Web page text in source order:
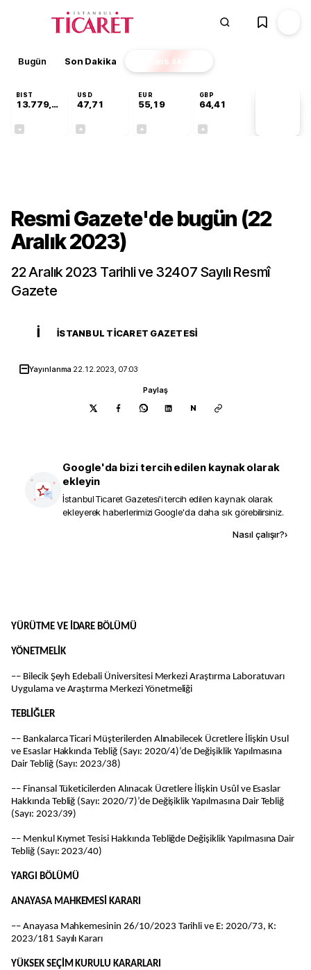
Bugün Son Dakika Finans EKSTRA
BIST
13.779,39
USD
47,71
EUR
55,19
GBP
64,41
Resmi Gazete'de bugün (22
Aralık 2023)
22 Aralık 2023 Tarihli ve 32407 Sayılı Resmî
Gazete
İ İSTANBUL TICARET GAZETESI
Yayınlanma 22.12.2023, 07:03
Paylaş
N
Google'da bizi tercih edilen kaynak olarak
ekleyin
İstanbul Ticaret Gazetesi'i tercih edilen kaynak olarak
ekleyerek haberlerimizi Google'da daha sık görebilirsiniz.
Nasıl çalışır?›
YÜRÜTME VE İDARE BÖLÜMÜ
YÖNETMELİK
–– Bilecik Şeyh Edebali Üniversitesi Merkezi Araştırma Laboratuvarı
Uygulama ve Araştırma Merkezi Yönetmeliği
TEBLİĞLER
–– Bankalarca Ticari Müşterilerden Alınabilecek Ücretlere İlişkin Usul
ve Esaslar Hakkında Tebliğ (Sayı: 2020/4)’de Değişiklik Yapılmasına
Dair Tebliğ (Sayı: 2023/38)
–– Finansal Tüketicilerden Alınacak Ücretlere İlişkin Usûl ve Esaslar
Hakkında Tebliğ (Sayı: 2020/7)’de Değişiklik Yapılmasına Dair Tebliğ
(Sayı: 2023/39)
–– Menkul Kıymet Tesisi Hakkında Tebliğde Değişiklik Yapılmasına Dair
Tebliğ (Sayı: 2023/40)
YARGI BÖLÜMÜ
ANAYASA MAHKEMESİ KARARI
–– Anayasa Mahkemesinin 26/10/2023 Tarihli ve E: 2020/73, K:
2023/181 Sayılı Kararı
YÜKSEK SEÇİM KURULU KARARLARI